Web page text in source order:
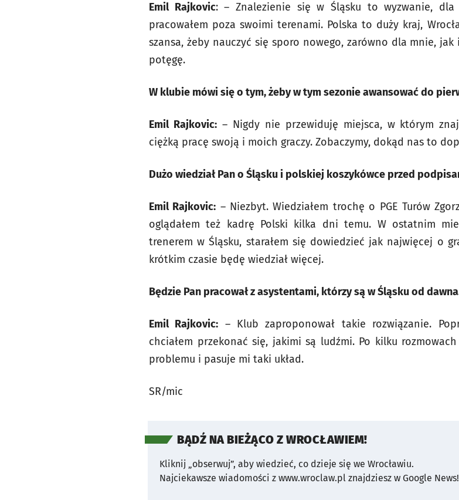
Emil Rajkovic: – Znalezienie się w Śląsku to wyzwanie,
pracowałem poza swoimi terenami. Polska to duży kraj,
szansa, żeby nauczyć się sporo nowego, zarówno dla mnie,
potęgę.
W klubie mówi się o tym, żeby w tym sezonie awansować do
Emil Rajkovic:– Nigdy nie przewiduję miejsca, w którym
ciężką pracę swoją i moich graczy. Zobaczymy, dokąd nas to
Dużo wiedział Pan o Śląsku i polskiej koszykówce przed
Emil Rajkovic: – Niezbyt. Wiedziałem trochę o PGE Turów
oglądałem też kadrę Polski kilka dni temu. W ostatnim
trenerem w Śląsku, starałem się dowiedzieć jak najwięcej o
krótkim czasie będę wiedział więcej.
Będzie Pan pracował z asystentami, którzy są w Śląsku od
Emil Rajkovic: – Klub zaproponował takie rozwiązanie.
chciałem przekonać się, jakimi są ludźmi. Po kilku
problemu i pasuje mi taki układ.
SR/mic
BĄDŹ NA BIEŻĄCO Z WROCŁAWIEM!
Kliknij „obserwuj”, aby wiedzieć, co dzieje się we Wrocławiu.
Najciekawsze wiadomości z www.wroclaw.pl znajdziesz w Google News!